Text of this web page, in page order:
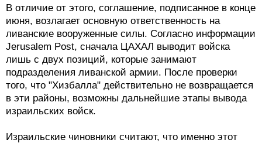
В отличие от этого, соглашение, подписанное в конце
июня, возлагает основную ответственность на
ливанские вооруженные силы. Согласно информации
Jerusalem Post, сначала ЦАХАЛ выводит войска
лишь с двух позиций, которые занимают
подразделения ливанской армии. После проверки
того, что "Хизбалла" действительно не возвращается
в эти районы, возможны дальнейшие этапы вывода
израильских войск.
Израильские чиновники считают, что именно этот